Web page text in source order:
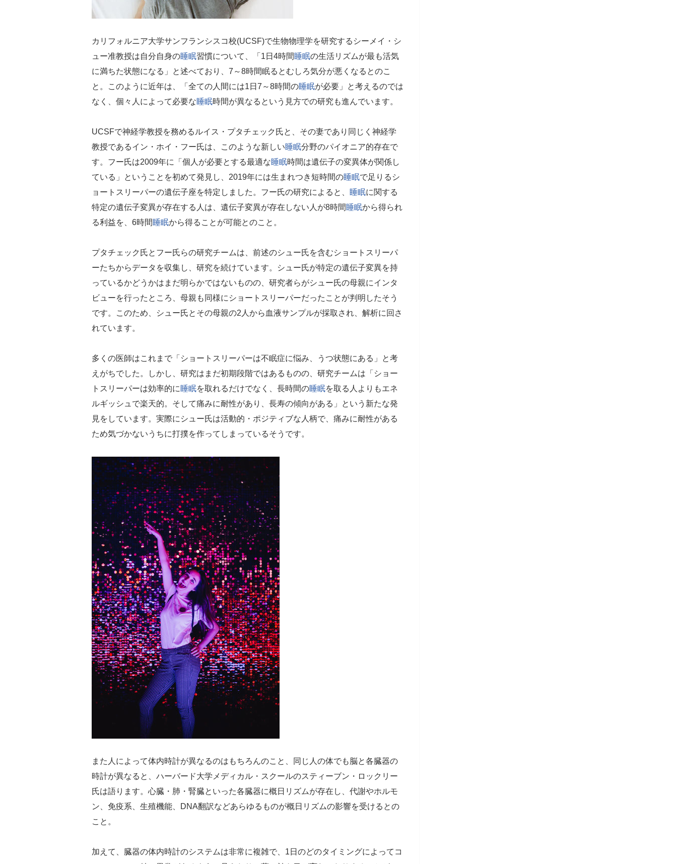
カリフォルニア大学サンフランシスコ校(UCSF)で生物物理学を研究するシーメイ・シ
ュー准教授は自分自身の睡眠習慣について、「1日4時間 睡眠の生活リズムが最も活気
に満ちた状態になる」と述べており、7～8時間眠るとむしろ気分が悪くなるとのこ
と。このように近年は、「全ての人間には1日7～8時間の睡眠が必要」と考えるのでは
なく、個々人によって必要な睡眠時間が異なるという見方での研究も進んでいます。
UCSFで神経学教授を務めるルイス・プタチェック氏と、その妻であり同じく神経学
教授であるイン・ホイ・フー氏は、このような新しい睡眠分野のパイオニア的存在で
す。フー氏は2009年に「個人が必要とする最適な睡眠時間は遺伝子の変異体が関係し
ている」ということを初めて発見し、2019年には生まれつき短時間の睡眠で足りるシ
ョートスリーパーの遺伝子座を特定しました。フー氏の研究によると、
睡眠に関する
特定の遺伝子変異が存在する人は、遺伝子変異が存在しない人が8時間 睡眠から得られ
る利益を、6時間 睡眠から得ることが可能とのこと。
プタチェック氏とフー氏らの研究チームは、前述のシュー氏を含むショートスリーパ
ーたちからデータを収集し、研究を続けています。シュー氏が特定の遺伝子変異を持
っているかどうかはまだ明らかではないものの、研究者らがシュー氏の母親にインタ
ビューを行ったところ、母親も同様にショートスリーパーだったことが判明したそう
です。このため、シュー氏とその母親の2人から血液サンプルが採取され、解析に回さ
れています。
多くの医師はこれまで「ショートスリーパーは不眠症に悩み、うつ状態にある」と考
えがちでした。しかし、研究はまだ初期段階ではあるものの、研究チームは「ショー
トスリーパーは効率的に 睡眠を取れるだけでなく、長時間の睡眠を取る人よりもエネ
ルギッシュで楽天的。そして痛みに耐性があり、長寿の傾向がある」という新たな発
見をしています。実際にシュー氏は活動的・ポジティブな人柄で、痛みに耐性がある
ため気づかないうちに打撲を作ってしまっているそうです。
また人によって体内時計が異なるのはもちろんのこと、同じ人の体でも脳と各臓器の
時計が異なると、ハーバード大学メディカル・スクールのスティーブン・ロックリー
氏は語ります。心臓・肺・腎臓といった各臓器に概日リズムが存在し、代謝やホルモ
ン、免疫系、生殖機能、DNA翻訳などあらゆるものが概日リズムの影響を受けるとの
こと。
加えて、臓器の体内時計のシステムは非常に複雑で、1日のどのタイミングによってコ